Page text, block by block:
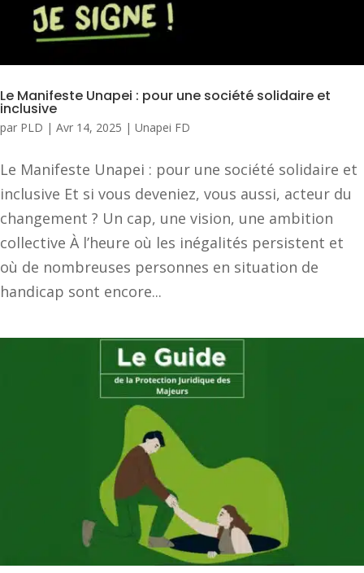
Le Manifeste Unapei : pour une société solidaire et
inclusive
par PLD | Avr 14, 2025 | Unapei FD
Le Manifeste Unapei : pour une société solidaire et
inclusive Et si vous deveniez, vous aussi, acteur du
changement ? Un cap, une vision, une ambition
collective À l’heure où les inégalités persistent et
où de nombreuses personnes en situation de
handicap sont encore...